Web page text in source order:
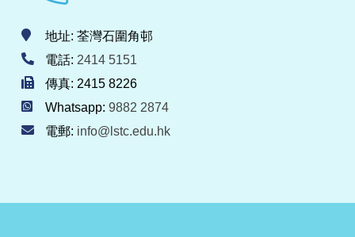
地址: 荃灣石圍角邨
電話: 2414 5151
傳真: 2415 8226
Whatsapp: 9882 2874
電郵: info@lstc.edu.hk